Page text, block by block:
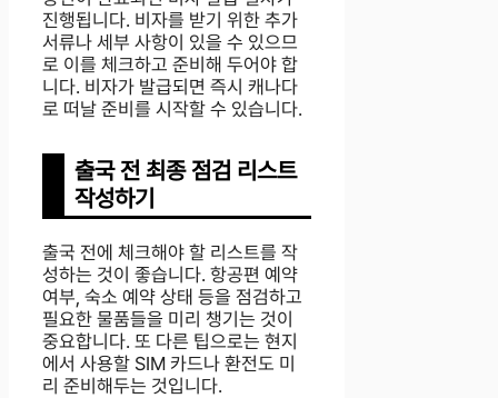
진행됩니다. 비자를 받기 위한 추가
서류나 세부 사항이 있을 수 있으므
로 이를 체크하고 준비해 두어야 합
니다. 비자가 발급되면 즉시 캐나다
로 떠날 준비를 시작할 수 있습니다.
출국 전 최종 점검 리스트
작성하기
출국 전에 체크해야 할 리스트를 작
성하는 것이 좋습니다. 항공편 예약
여부, 숙소 예약 상태 등을 점검하고
필요한 물품들을 미리 챙기는 것이
중요합니다. 또 다른 팁으로는 현지
에서 사용할 SIM 카드나 환전도 미
리 준비해두는 것입니다.